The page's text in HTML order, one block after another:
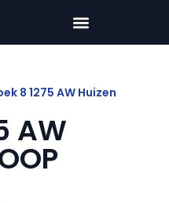
8 1275 AW Huizen
AW